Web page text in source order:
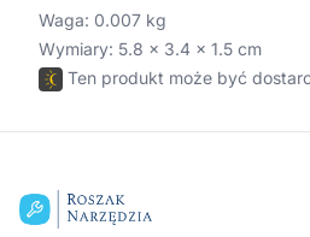
Waga: 0.007 kg
Wymiary: 5.8 × 3.4 × 1.5 cm
Ten produkt może być